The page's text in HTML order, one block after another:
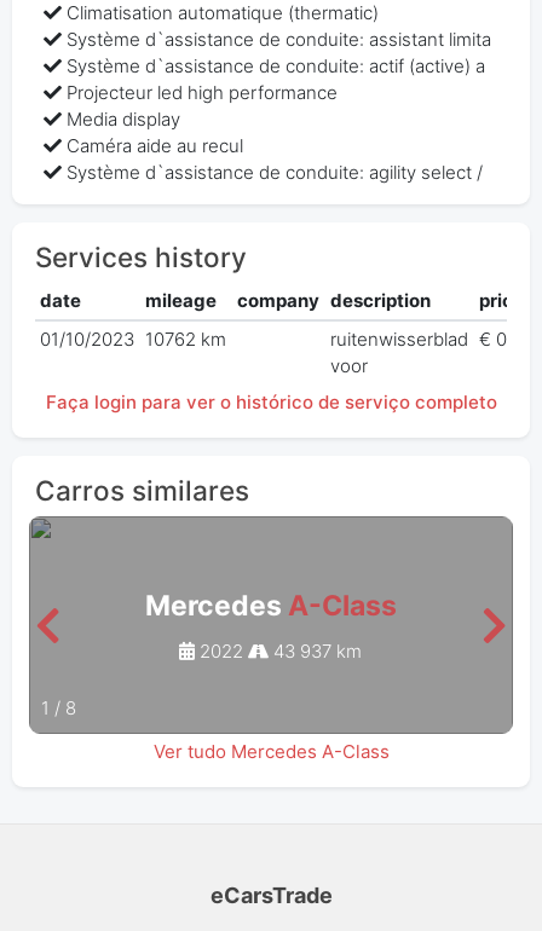
Climatisation automatique (thermatic)
Système d`assistance de conduite: assistant limita
Système d`assistance de conduite: actif (active) a
Projecteur led high performance
Media display
Caméra aide au recul
Système d`assistance de conduite: agility select /
Services history
date mileage company description
price
01/10/2023 10762 km
ruitenwisserblad
voor
€ 0,00
Faça login para ver o histórico de serviço completo
Carros similares
Mercedes A-Class
2022 43 937 km
1 / 8
Ver tudo Mercedes A-Class
eCarsTrade